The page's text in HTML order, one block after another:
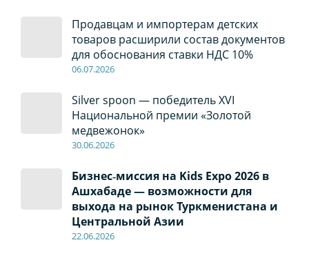
Продавцам и импортерам детских
товаров расширили состав документов
для обоснования ставки НДС 10%
06.07.2026
Silver spoon — победитель XVI
Национальной премии «Золотой
медвежонок»
30.06.2026
Бизнес‑миссия на Kids Expo 2026 в
Ашхабаде — возможности для
выхода на рынок Туркменистана и
Центральной Азии
22.06.2026